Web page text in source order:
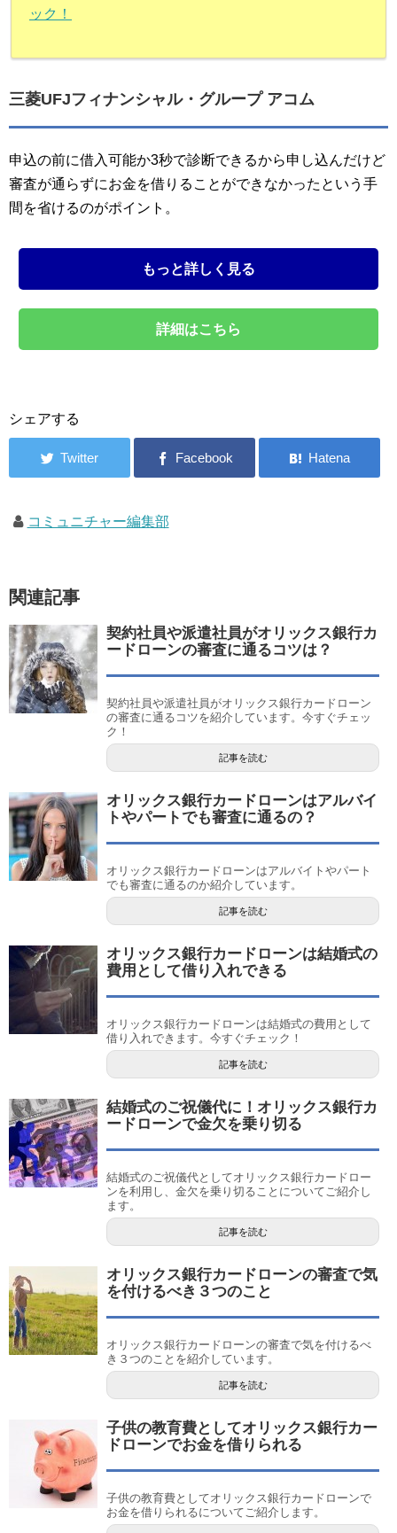
ック！
三菱UFJフィナンシャル・グループ アコム
申込の前に借入可能か3秒で診断できるから申し込んだけど
審査が通らずにお金を借りることができなかったという手
間を省けるのがポイント。
もっと詳しく見る
詳細はこちら
シェアする
コミュニチャー編集部
関連記事
契約社員や派遣社員がオリックス銀行カ
ードローンの審査に通るコツは？
契約社員や派遣社員がオリックス銀行カードローン
の審査に通るコツを紹介しています。今すぐチェッ
ク！
記事を読む
オリックス銀行カードローンはアルバイ
トやパートでも審査に通るの？
オリックス銀行カードローンはアルバイトやパート
でも審査に通るのか紹介しています。
記事を読む
オリックス銀行カードローンは結婚式の
費用として借り入れできる
オリックス銀行カードローンは結婚式の費用として
借り入れできます。今すぐチェック！
記事を読む
結婚式のご祝儀代に！オリックス銀行カ
ードローンで金欠を乗り切る
結婚式のご祝儀代としてオリックス銀行カードロー
ンを利用し、金欠を乗り切ることについてご紹介し
ます。
記事を読む
オリックス銀行カードローンの審査で気
を付けるべき３つのこと
オリックス銀行カードローンの審査で気を付けるべ
き３つのことを紹介しています。
記事を読む
子供の教育費としてオリックス銀行カー
ドローンでお金を借りられる
子供の教育費としてオリックス銀行カードローンで
お金を借りられるについてご紹介します。